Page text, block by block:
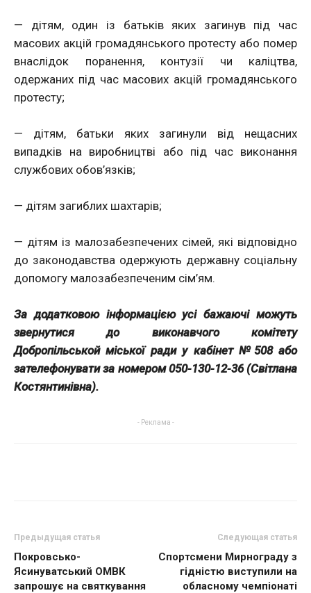
— дітям, один із батьків яких загинув під час
масових акцій громадянського протесту або помер
внаслідок поранення, контузії чи каліцтва,
одержаних під час масових акцій громадянського
протесту;
— дітям, батьки яких загинули від нещасних
випадків на виробництві або під час виконання
службових обов’язків;
— дітям загиблих шахтарів;
— дітям із малозабезпечених сімей, які відповідно
до законодавства одержують державну соціальну
допомогу малозабезпеченим сім’ям.
За додатковою інформацією усі бажаючі можуть
звернутися до виконавчого комітету
Добропільськой міської ради у кабінет №508 або
зателефонувати за номером 050-130-12-36 (Світлана
Костянтинівна).
- Реклама -
Предыдущая статья
Покровсько-
Ясинуватський ОМВК
запрошує на святкування
Следующая статья
Спортсмени Мирнограду з
гідністю виступили на
обласному чемпіонаті